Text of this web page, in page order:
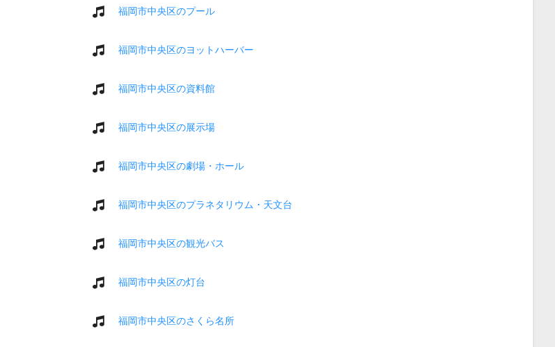
福岡市中央区のプール
福岡市中央区のヨットハーバー
福岡市中央区の資料館
福岡市中央区の展示場
福岡市中央区の劇場・ホール
福岡市中央区のプラネタリウム・天文台
福岡市中央区の観光バス
福岡市中央区の灯台
福岡市中央区のさくら名所